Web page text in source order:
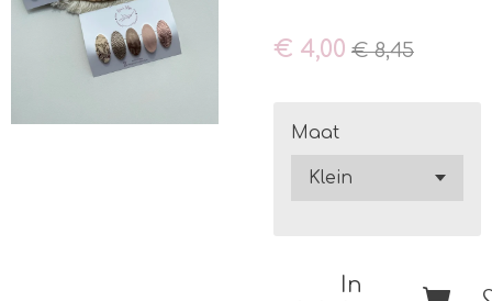
€ 4,00 € 8,45
Maat
In